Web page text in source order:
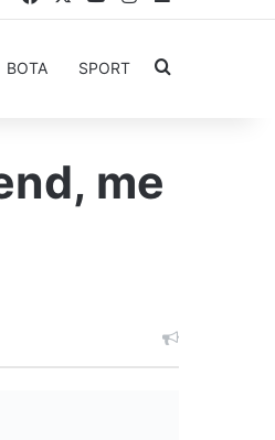
BOTA SPORT Kërkoni
me